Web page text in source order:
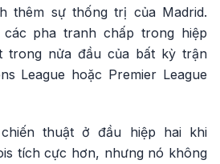
thêm sự thống trị của Madrid.
pha tranh chấp trong hiệp
trong nửa đầu của bất kỳ trận
League hoặc Premier League
thuật ở đầu hiệp hai khi
tích cực hơn, nhưng nó không